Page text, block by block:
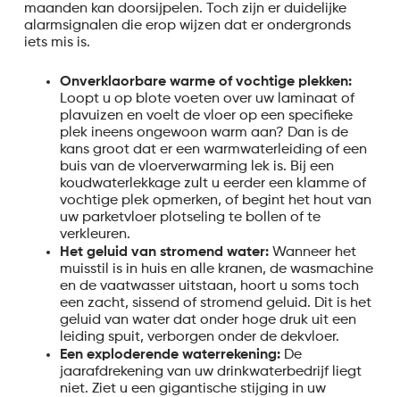
maanden kan doorsijpelen. Toch zijn er duidelijke
alarmsignalen die erop wijzen dat er ondergronds
iets mis is.
Onverklaorbare warme of vochtige plekken:
Loopt u op blote voeten over uw laminaat of
plavuizen en voelt de vloer op een specifieke
plek ineens ongewoon warm aan? Dan is de
kans groot dat er een warmwaterleiding of een
buis van de vloerverwarming lek is. Bij een
koudwaterlekkage zult u eerder een klamme of
vochtige plek opmerken, of begint het hout van
uw parketvloer plotseling te bollen of te
verkleuren.
Het geluid van stromend water:Wanneer het
muisstil is in huis en alle kranen, de wasmachine
en de vaatwasser uitstaan, hoort u soms toch
een zacht, sissend of stromend geluid. Dit is het
geluid van water dat onder hoge druk uit een
leiding spuit, verborgen onder de dekvloer.
Een exploderende waterrekening:De
jaarafdrekening van uw drinkwaterbedrijf liegt
niet. Ziet u een gigantische stijging in uw